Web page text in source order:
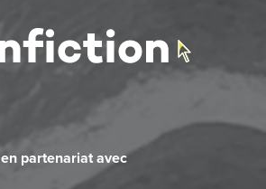
en partenariat avec